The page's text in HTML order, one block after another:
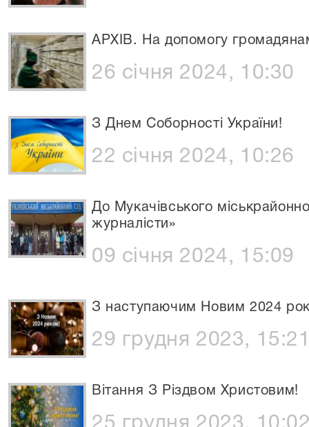
АРХІВ. На допомогу
26 січня 2024, 10:30
З Днем Соборності України!
22 січня 2024, 10:26
До Мукачівського
журналісти»
09 січня 2024, 15:09
З наступаючим Новим 2024
29 грудня 2023,
Вітання З Різдвом Христовим!